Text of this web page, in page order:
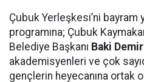
Çubuk Yerleşkesi’ni
programına; Çubuk
Belediye Başkanı Baki
akademisyenleri ve çok
gençlerin heyecanına ortak